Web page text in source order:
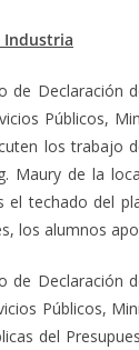
Industria
de Declaración
Públicos,
los trabajo
Maury de la
el techado del
los alumnos
de Declaración
Públicos,
del